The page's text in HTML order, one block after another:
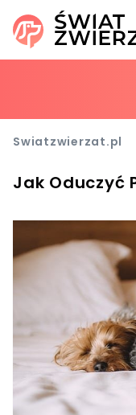
Swiatzwierzat.pl
Jak Oduczyć